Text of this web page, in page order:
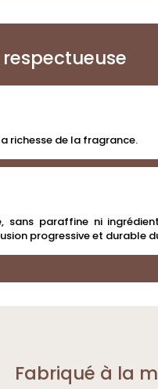
richesse de la fragrance.
sans paraffine ni
progressive et durable
Fabriqué à la